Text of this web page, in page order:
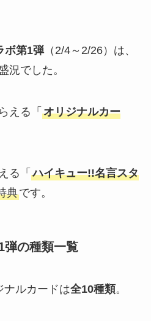
ボ第1弾（2/4～2/26）は、
況でした。
える「 オリジナルカー
る「 ハイキュー!!名言スタ
典です。
弾の種類一覧
ナルカードは全10種類。​